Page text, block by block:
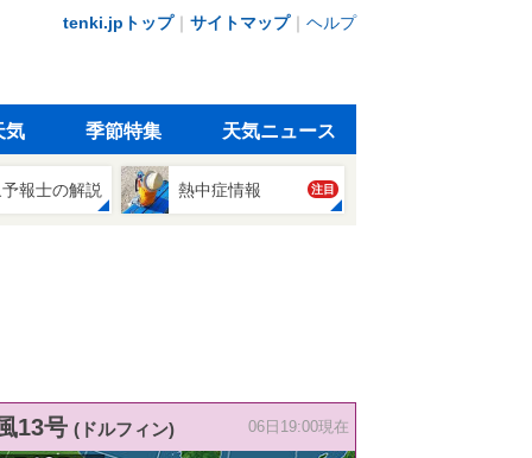
tenki.jpトップ｜ サイトマップ｜ ヘルプ
気 季節特集 天気ニュース
報士の解説 熱中症情報 注目
13号 (ドルフィン) 06日19:00現在